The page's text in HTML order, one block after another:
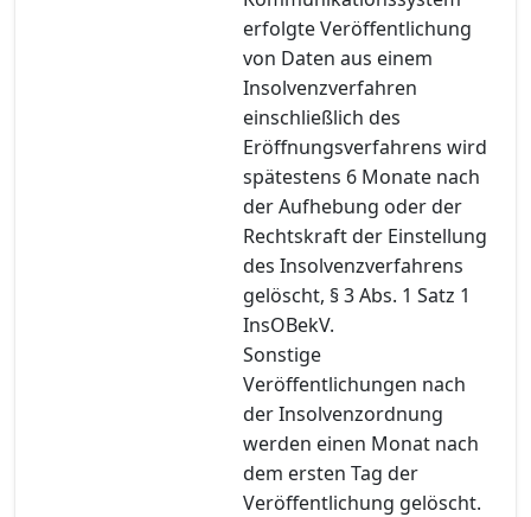
erfolgte Veröffentlichung
von Daten aus einem
Insolvenzverfahren
einschließlich des
Eröffnungsverfahrens wird
spätestens 6 Monate nach
der Aufhebung oder der
Rechtskraft der Einstellung
des Insolvenzverfahrens
gelöscht, § 3 Abs. 1 Satz 1
InsOBekV.
Sonstige
Veröffentlichungen nach
der Insolvenzordnung
werden einen Monat nach
dem ersten Tag der
Veröffentlichung gelöscht.